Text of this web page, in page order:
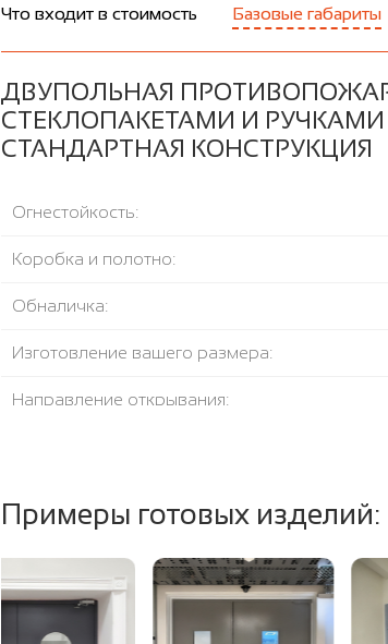
Что входит в стоимость Базовые габариты
ДВУПОЛЬНАЯ
СТЕКЛОПАКЕТАМИ И РУЧКАМИ
СТАНДАРТНАЯ КОНСТРУКЦИЯ
Огнестойкость:
Коробка и полотно:
Обналичка:
Изготовление вашего размера:
Направление открывания:
Примеры готовых изделий: